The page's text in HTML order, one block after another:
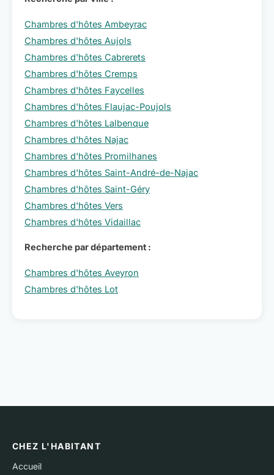
Chambres d'hôtes Ambeyrac
Chambres d'hôtes Aujols
Chambres d'hôtes Cabrerets
Chambres d'hôtes Cremps
Chambres d'hôtes Faycelles
Chambres d'hôtes Flaujac-Poujols
Chambres d'hôtes Lalbenque
Chambres d'hôtes Najac
Chambres d'hôtes Promilhanes
Chambres d'hôtes Saint-André-de-Najac
Chambres d'hôtes Saint-Géry
Chambres d'hôtes Vers
Chambres d'hôtes Vidaillac
Recherche par département :
Chambres d'hôtes Aveyron
Chambres d'hôtes Lot
CHEZ L'HABITANT
Accueil